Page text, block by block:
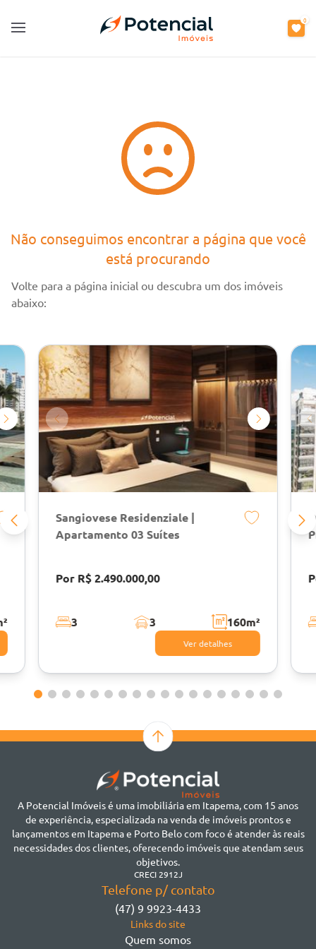
Open main menu
0
Open main menu
0
Não conseguimos encontrar a página que você
está procurando
Volte para a página inicial ou descubra um dos imóveis
abaixo:
Sangiovese Residenziale |
Apartamento 03 Suítes
Por R$ 2.490.000,00
3 3 160m²
Ver detalhes
A Potencial Imóveis é uma imobiliária em Itapema, com 15 anos
de experiência, especializada na venda de imóveis prontos e
lançamentos em Itapema e Porto Belo com foco é atender às reais
necessidades dos clientes, oferecendo imóveis que atendam seus
objetivos.
CRECI 2912J
Telefone p/ contato
(47) 9 9923-4433
Links do site
Quem somos